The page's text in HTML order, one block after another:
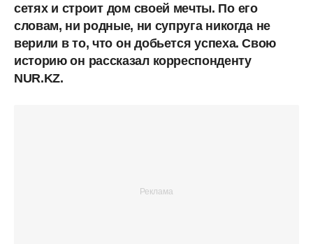
сетях и строит дом своей мечты. По его
словам, ни родные, ни супруга никогда не
верили в то, что он добьется успеха. Свою
историю он рассказал корреспонденту
NUR.KZ.